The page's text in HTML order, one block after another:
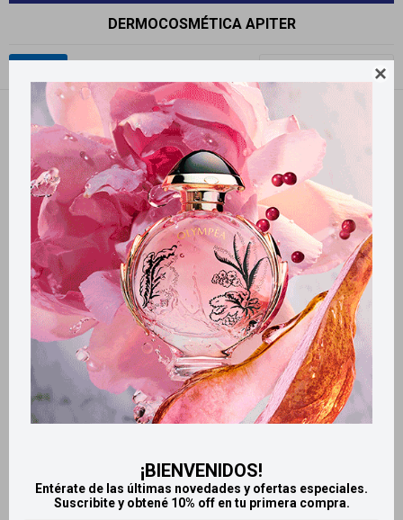

¡BIENVENIDOS!
Entérate de las últimas novedades y ofertas especiales.
Suscribite y obtené 10% off en tu primera compra.
DERMOCOSMÉTICA APITER
Filtrando por: Apiter
Llega EL LUNES
LlegaEL LUNES
Gersitol Hidrogel 50g
LlegaEL LUNES
LlegaEL LUNES
Crema de Ordeñe Apiter -